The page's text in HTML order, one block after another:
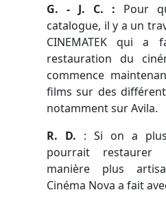
G. - J. C. : Pour
catalogue, il y a un
CINEMATEK qui a
restauration du
commence
films sur des
notamment sur Avila.
R. D. : Si on a
pourrait restaurer
manière plus
Cinéma Nova a fait